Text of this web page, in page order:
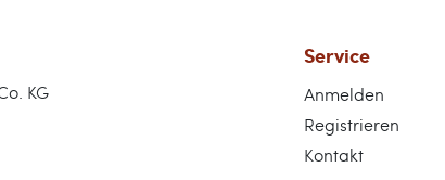
KG
Service
Anmelden
Registrieren
Kontakt